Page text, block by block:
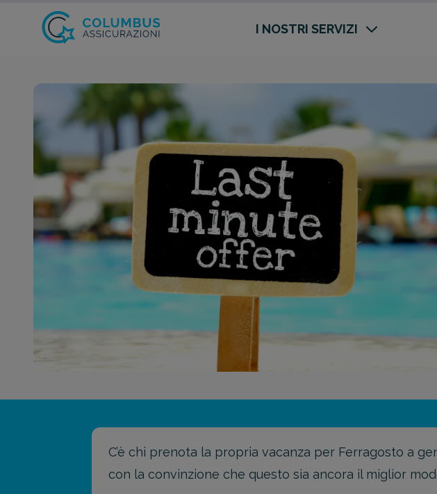
I NOSTRI SERVIZI
C’è chi prenota la propria vacanza per Ferragosto a
con la convinzione che questo sia ancora il miglior